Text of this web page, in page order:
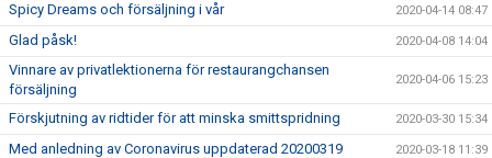
Spicy Dreams och försäljning i vår 2020-04-14 08:47
Glad påsk! 2020-04-08 14:04
Vinnare av privatlektionerna för restaurangchansen
försäljning
2020-04-06 15:23
Förskjutning av ridtider för att minska smittspridning 2020-03-30 15:34
Med anledning av Coronavirus uppdaterad 20200319 2020-03-18 11:39